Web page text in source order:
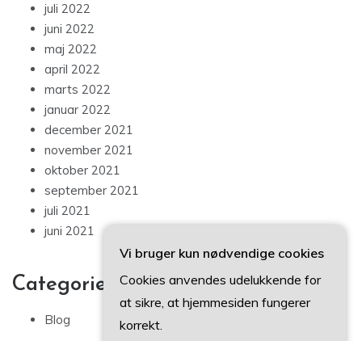
juli 2022
juni 2022
maj 2022
april 2022
marts 2022
januar 2022
december 2021
november 2021
oktober 2021
september 2021
juli 2021
juni 2021
Categories
Blog
Vi bruger kun nødvendige cookies
Cookies anvendes udelukkende for
at sikre, at hjemmesiden fungerer
korrekt.